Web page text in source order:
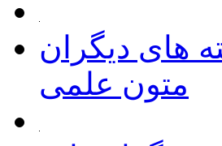
های دیگران
متون علمی